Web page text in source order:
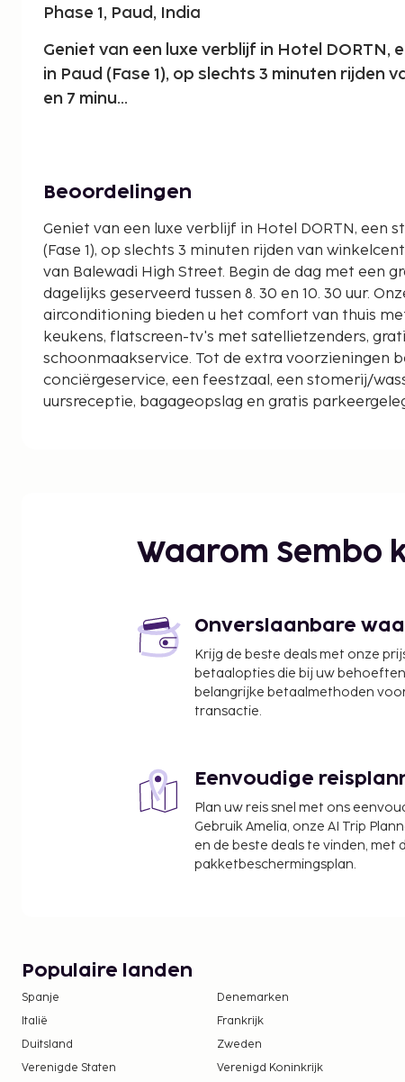
Phase 1, Paud, India
Geniet van een luxe verblijf in Hotel DORTN,
in Paud (Fase 1), op slechts 3 minuten rijden
en 7 minu...
Beoordelingen
Geniet van een luxe verblijf in Hotel DORTN, een
(Fase 1), op slechts 3 minuten rijden van
van Balewadi High Street. Begin de dag met een
dagelijks geserveerd tussen 8. 30 en 10. 30 uur.
airconditioning bieden u het comfort van thuis
keukens, flatscreen-tv's met satellietzenders,
schoonmaakservice. Tot de extra voorzieningen
conciërgeservice, een feestzaal, een stomerij/
uursreceptie, bagageopslag en gratis
Waarom Sembo
Onverslaanbare
Krijg de beste deals met onze
betaalopties die bij uw
belangrijke betaalmethoden
transactie.
Eenvoudige
Plan uw reis snel met ons
Gebruik Amelia, onze AI Trip
en de beste deals te vinden, met
pakketbeschermingsplan.
Populaire landen
Spanje Denemarken
Italië
Frankrijk
Duitsland
Zweden
Verenigde Staten
Verenigd Koninkrijk